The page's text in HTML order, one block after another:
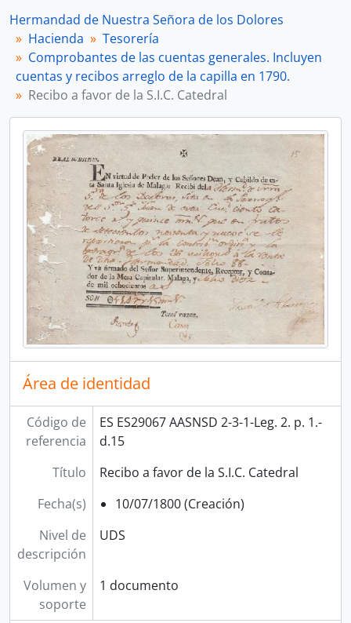
Hermandad de Nuestra Señora de los Dolores
Hacienda
Tesorería
Comprobantes de las cuentas generales. Incluyen
cuentas y recibos arreglo de la capilla en 1790.
Recibo a favor de la S.I.C. Catedral
Área de identidad
Código de
referencia
ES ES29067 AASNSD 2-3-1-Leg. 2. p. 1.-
d.15
Título
Recibo a favor de la S.I.C. Catedral
Fecha(s)
10/07/1800 (Creación)
Nivel de
descripción
UDS
Volumen y
soporte
1 documento